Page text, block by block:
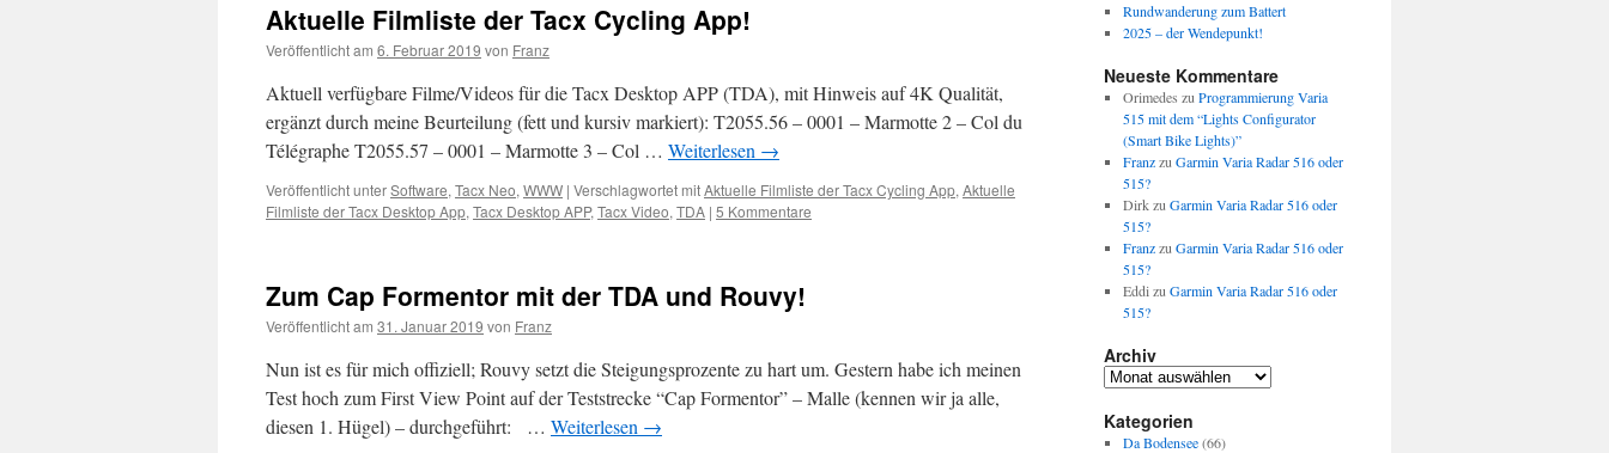
Aktuelle Filmliste der Tacx Cycling App!
Veröffentlicht am 6. Februar 2019 von Franz
Aktuell verfügbare Filme/Videos für die Tacx Desktop APP (TDA), mit Hinweis auf 4K Qualität,
ergänzt durch meine Beurteilung (fett und kursiv markiert): T2055.56 – 0001 – Marmotte 2 – Col du
Télégraphe T2055.57 – 0001 – Marmotte 3 – Col … Weiterlesen →
Veröffentlicht unterSoftware, Tacx Neo, WWW | Verschlagwortet mitAktuelle Filmliste der Tacx Cycling App, Aktuelle
Filmliste der Tacx Desktop App, Tacx Desktop APP, Tacx Video, TDA | 5 Kommentare
Zum Cap Formentor mit der TDA und Rouvy!
Veröffentlicht am 31. Januar 2019 von Franz
Nun ist es für mich offiziell; Rouvy setzt die Steigungsprozente zu hart um. Gestern habe ich meinen
Test hoch zum First View Point auf der Teststrecke “Cap Formentor” – Malle (kennen wir ja alle,
diesen 1. Hügel) – durchgeführt: … Weiterlesen →
Rundwanderung zum Battert
2025 – der Wendepunkt!
Neueste Kommentare
Orimedes zu Programmierung Varia
515 mit dem “Lights Configurator
(Smart Bike Lights)”
Franzzu Garmin Varia Radar 516 oder
515?
Dirkzu Garmin Varia Radar 516 oder
515?
Franzzu Garmin Varia Radar 516 oder
515?
Eddi zu Garmin Varia Radar 516 oder
515?
Archiv
Archiv
Kategorien
Da Bodensee(66)